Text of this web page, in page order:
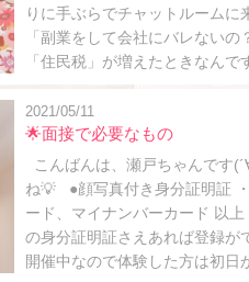
りに手ぶらでチャットルームに
「副業をして会社にバレない
「住民税」が増えたときなんで
2021/05/11
🌟面接で必要なもの
こんばんは、瀬戸ちゃんです
ね💡 ●顔写真付き身分証明証
ード、マイナンバーカード 以
の身分証明証さえあれば登録が
開催中なので体験した方は初日